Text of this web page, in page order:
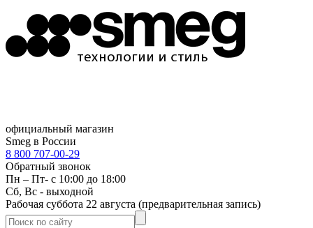
официальный магазин
Smeg в России
8 800 707-00-29
Обратный звонок
Пн – Пт- с 10:00 до 18:00
Сб, Вс - выходной
Рабочая суббота 22 августа (предварительная запись)